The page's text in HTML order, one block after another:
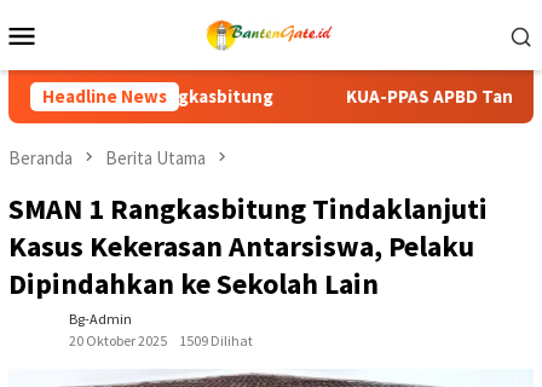
ke
Mobile
Headline News
KUA-PPAS APBD Tanah Datar 2027 Disepakati, DPRD
Beranda Berita Utama
SMAN 1 Rangkasbitung Tindaklanjuti
Kasus Kekerasan Antarsiswa, Pelaku
Dipindahkan ke Sekolah Lain
Bg-Admin
20 Oktober 2025
1509 Dilihat